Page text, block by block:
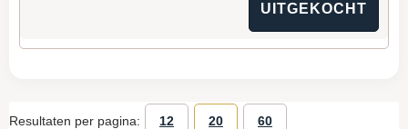
UITGEKOCHT
Resultaten per pagina: 12 20 60